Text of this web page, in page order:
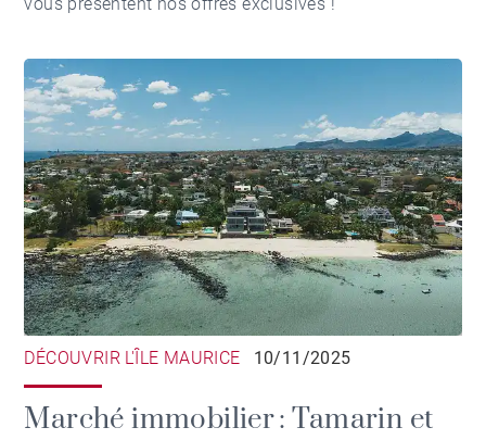
DÉCOUVRIR L'ÎLE MAURICE 10/11/2025
Marché immobilier : Tamarin et